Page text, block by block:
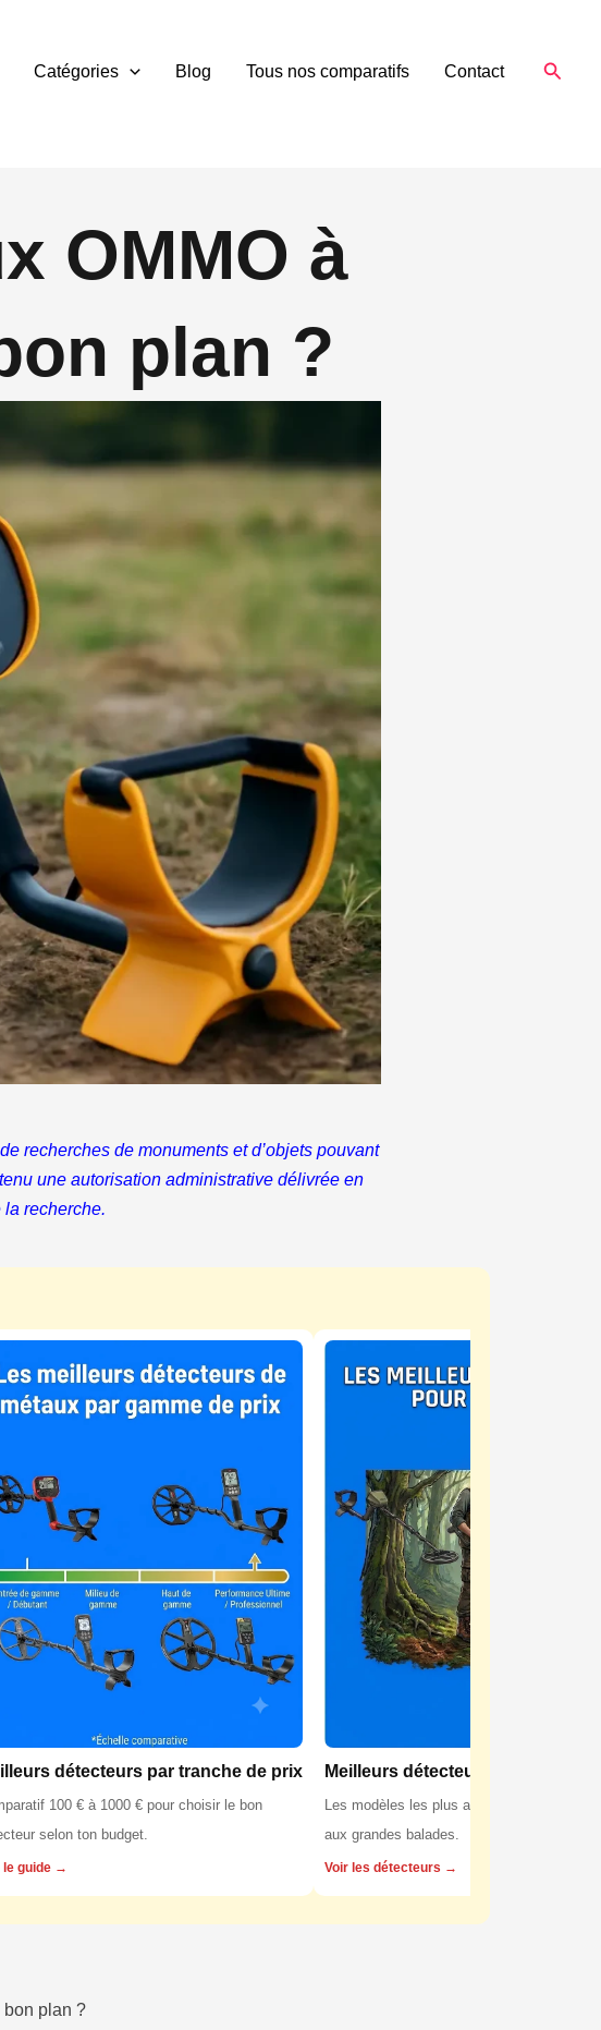
Catégories Blog Tous nos comparatifs Contact
OMMO à
plan ?
recherches de monuments et d’objets pouvant
une autorisation administrative délivrée en
recherche.
détecteurs par tranche de prix
100 € à 1000 € pour choisir le bon
selon ton budget.
le guide →
Meilleurs détecteurs pour la forêt
Les modèles les plus adaptés aux sols
aux grandes balades.
Voir les détecteurs →
bon plan ?